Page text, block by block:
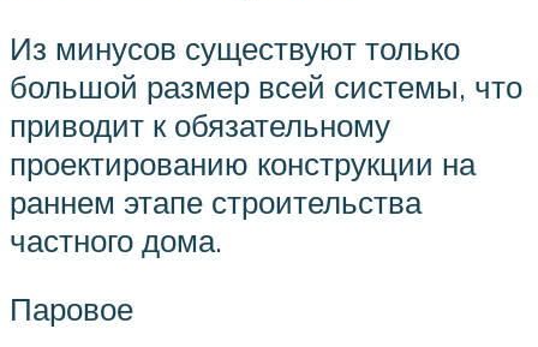
Из минусов существуют только
большой размер всей системы, что
приводит к обязательному
проектированию конструкции на
раннем этапе строительства
частного дома.
Паровое